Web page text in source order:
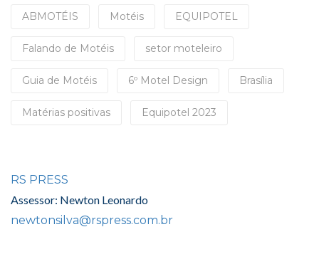
ABMOTÉIS Motéis EQUIPOTEL
Falando de Motéis setor moteleiro
Guia de Motéis 6º Motel Design Brasília
Matérias positivas Equipotel 2023
RS PRESS
Assessor: Newton Leonardo
newtonsilva@rspress.com.br